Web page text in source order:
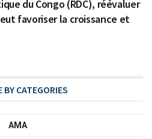
du Congo (RDC), réévaluer
favoriser la croissance et
BY CATEGORIES
AMA